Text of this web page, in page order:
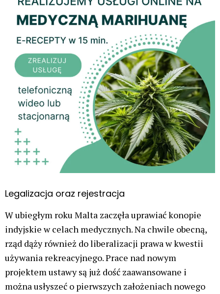
Legalizacja oraz rejestracja
W ubiegłym roku Malta zaczęła uprawiać konopie
indyjskie w celach medycznych. Na chwile obecną,
rząd dąży również do liberalizacji prawa w kwestii
używania rekreacyjnego. Prace nad nowym
projektem ustawy są już dość zaawansowane i
można usłyszeć o pierwszych założeniach nowego